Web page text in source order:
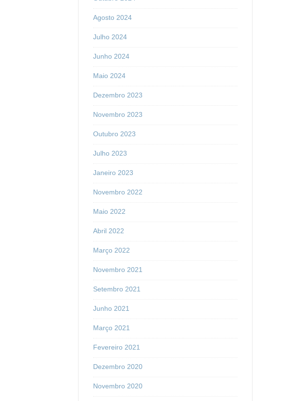
Agosto 2024
Julho 2024
Junho 2024
Maio 2024
Dezembro 2023
Novembro 2023
Outubro 2023
Julho 2023
Janeiro 2023
Novembro 2022
Maio 2022
Abril 2022
Março 2022
Novembro 2021
Setembro 2021
Junho 2021
Março 2021
Fevereiro 2021
Dezembro 2020
Novembro 2020